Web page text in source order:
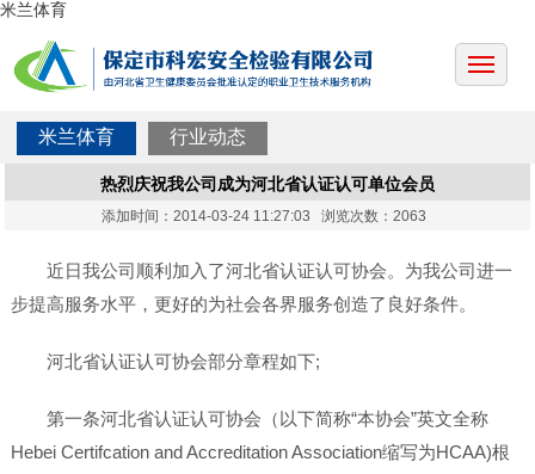
米兰体育
米兰体育 行业动态
热烈庆祝我公司成为河北省认证认可单位会员
添加时间：2014-03-24 11:27:03 浏览次数：2063
近日我公司顺利加入了河北省认证认可协会。为我公司进一
步提高服务水平，更好的为社会各界服务创造了良好条件。
河北省认证认可协会部分章程如下;
第一条河北省认证认可协会（以下简称“本协会”英文全称
Hebei Certifcation and Accreditation Association缩写为HCAA)根